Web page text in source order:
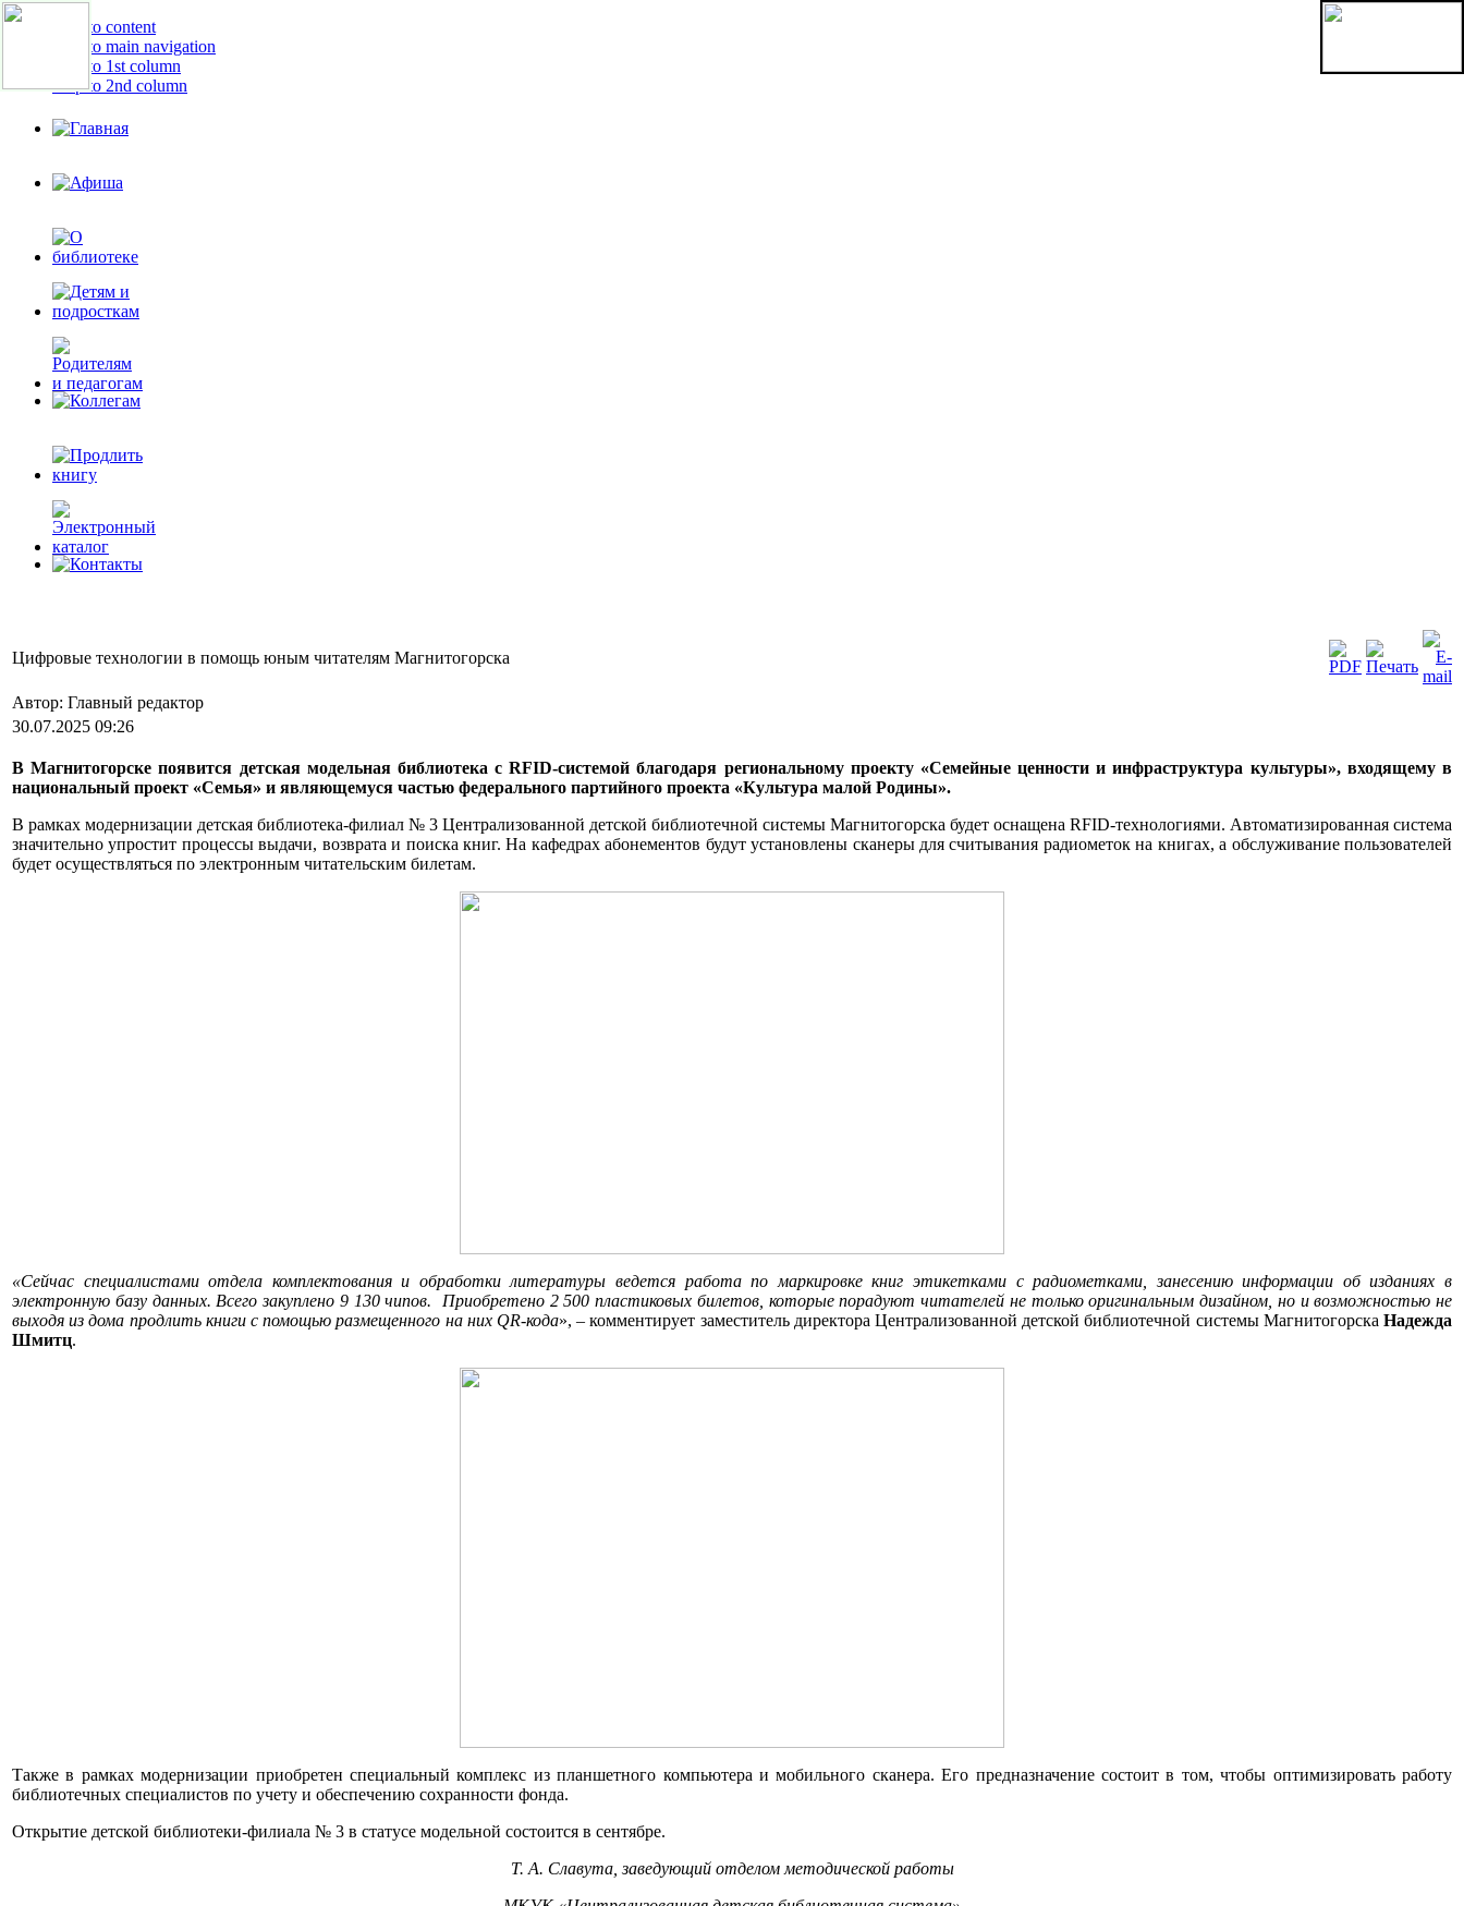
Skip to content
Skip to main navigation
Skip to 1st column
Skip to 2nd column
Цифровые технологии в помощь юным читателям Магнитогорска
Автор: Главный редактор
30.07.2025 09:26
В Магнитогорске появится детская модельная библиотека сRFID-системой благодаря региональному проекту «Семейные ценности и инфраструктура культуры», входящему в
национальный проект «Семья» и являющемуся частью федерального партийного проекта «Культура малой Родины».
В рамках модернизации детская библиотека-филиал № 3 Централизованной детской библиотечной системы Магнитогорска будет оснащена RFID-технологиями. Автоматизированная система
значительно упростит процессы выдачи, возврата и поиска книг. На кафедрах абонементов будут установлены сканеры для считывания радиометок на книгах, а обслуживание пользователей
будет осуществляться по электронным читательским билетам.
«Сейчас специалистами отдела комплектования и обработки литературы ведется работа по маркировке книг этикетками с радиометками, занесению информации об изданиях в
электронную базу данных. Всего закуплено 9 130 чипов. Приобретено 2 500 пластиковых билетов, которые порадуют читателей не только оригинальным дизайном, но и возможностью не
выходя из дома продлить книги с помощью размещенного на них QR-кода», – комментирует заместитель директора Централизованной детской библиотечной системы Магнитогорска Надежда
Шмитц.
Также в рамках модернизации приобретен специальный комплекс из планшетного компьютера и мобильного сканера. Его предназначение состоит в том, чтобы оптимизировать работу
библиотечных специалистов по учету и обеспечению сохранности фонда.
Открытие детской библиотеки-филиала № 3 в статусе модельной состоится в сентябре.
Т. А. Славута, заведующий отделом методической работы